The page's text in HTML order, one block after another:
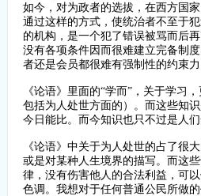
如今，对为政者的选拔，在西方国
通过这样的方式，使统治者不至于
的机构，是一个犯了错误被骂而后
没有各项条件因而很难建立完备制
者还是会员都很难有强制性的约束
《论语》里面的“学而”，关于学习
包括为人处世方面的）。而这些知
今日能比。而今知识也只不过是人
《论语》中关于为人处世的占了很
或是对某种人生境界的描写。而这
律，没有伤害他人的合法利益，可
色调。我想对于任何普通公民所做